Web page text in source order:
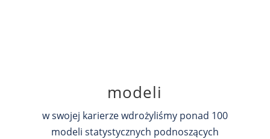
modeli
w swojej karierze wdrożyliśmy ponad 100
modeli statystycznych podnoszących